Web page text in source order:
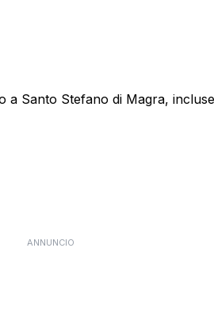
Santo Stefano di Magra,
ANNUNCIO